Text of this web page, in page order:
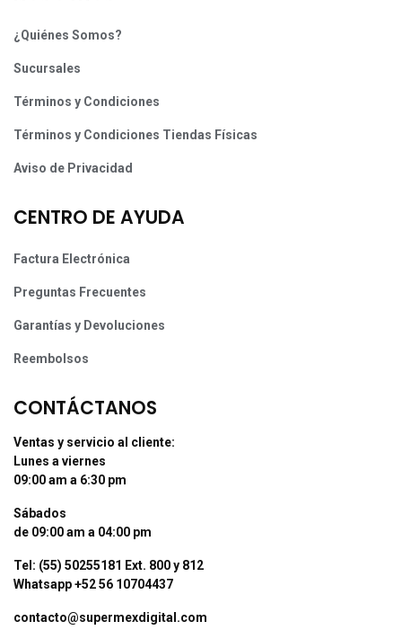
¿Quiénes Somos?
Sucursales
Términos y Condiciones
Términos y Condiciones Tiendas Físicas
Aviso de Privacidad
CENTRO DE AYUDA
Factura Electrónica
Preguntas Frecuentes
Garantías y Devoluciones
Reembolsos
CONTÁCTANOS
Ventas y servicio al cliente:
Lunes a viernes
09:00 am a 6:30 pm
Sábados
de 09:00 am a 04:00 pm
Tel: (55) 50255181 Ext. 800 y 812
Whatsapp +52 56 10704437
contacto@supermexdigital.com